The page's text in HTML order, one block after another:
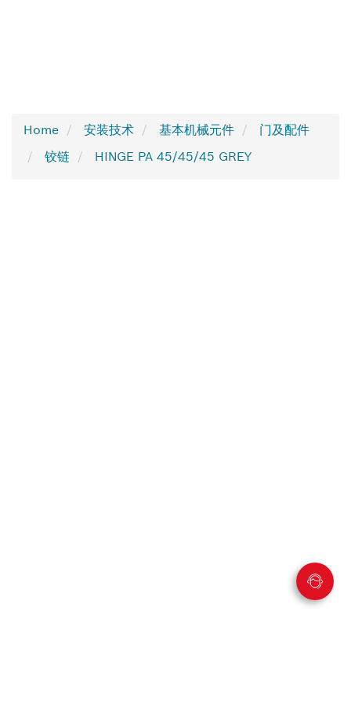
Home 安装技术 基本机械元件
门及配件
铰链
HINGE PA 45/45/45 GREY